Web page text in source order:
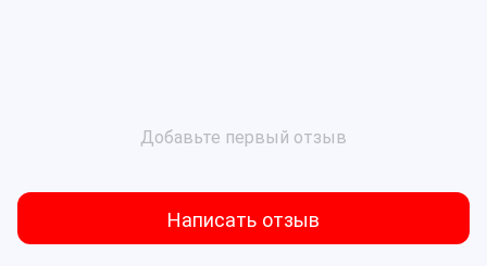
Добавьте первый отзыв
Написать отзыв